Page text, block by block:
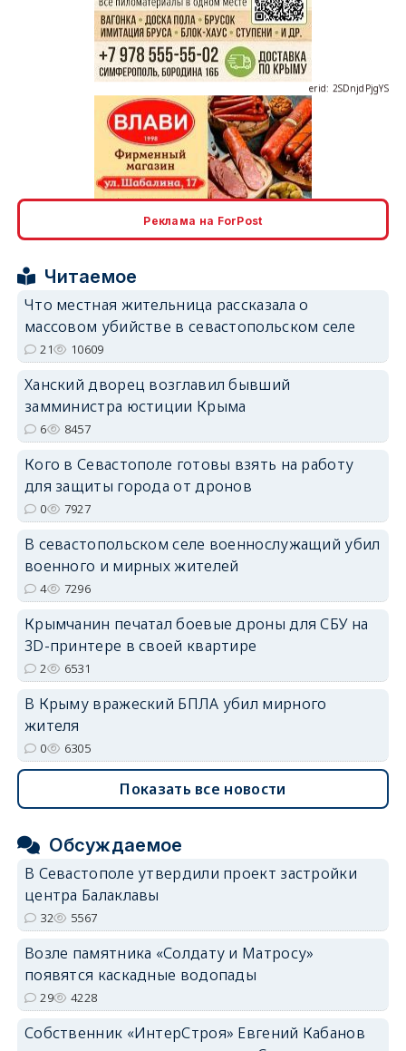
erid: 2SDnjdvhGXG
Реклама на ForPost
Читаемое
Что местная жительница рассказала о
массовом убийстве в севастопольском селе
21 10609
Ханский дворец возглавил бывший
замминистра юстиции Крыма
6 8457
Кого в Севастополе готовы взять на работу
для защиты города от дронов
0 7927
В севастопольском селе военнослужащий убил
военного и мирных жителей
4 7296
Крымчанин печатал боевые дроны для СБУ на
3D-принтере в своей квартире
2 6531
В Крыму вражеский БПЛА убил мирного
жителя
0 6305
Показать все новости
Обсуждаемое
В Севастополе утвердили проект застройки
центра Балаклавы
32 5567
Возле памятника «Солдату и Матросу»
появятся каскадные водопады
29 4228
Собственник «ИнтерСтроя» Евгений Кабанов